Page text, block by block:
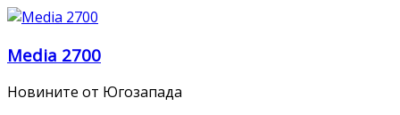
Skip
content
Media 2700
Новините от Югозапада